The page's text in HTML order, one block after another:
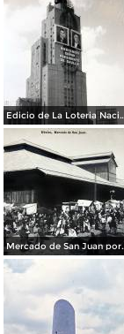
Edicio de La Loteria Nacional Ciudad de México Abril de 1964
Mercado de